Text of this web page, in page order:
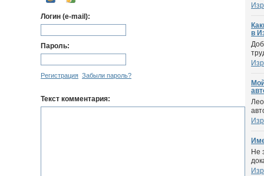
Логин (e-mail):
Пароль:
Регистрация Забыли пароль?
Текст комментария:
в
Не